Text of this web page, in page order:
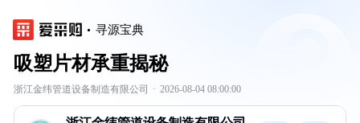
寻源宝典
吸塑片材承重揭秘
浙江金纬管道设备制造有限公司 · 2026-08-04 08:00:00